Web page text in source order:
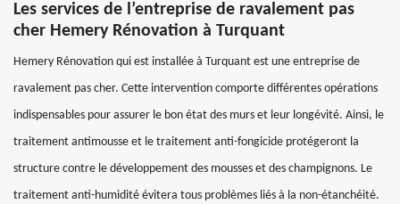
Les services de l’entreprise de ravalement pas
cher Hemery Rénovation à Turquant
Hemery Rénovation qui est installée à Turquant est une entreprise de
ravalement pas cher. Cette intervention comporte différentes opérations
indispensables pour assurer le bon état des murs et leur longévité. Ainsi, le
traitement antimousse et le traitement anti-fongicide protégeront la
structure contre le développement des mousses et des champignons. Le
traitement anti-humidité évitera tous problèmes liés à la non-étanchéité.